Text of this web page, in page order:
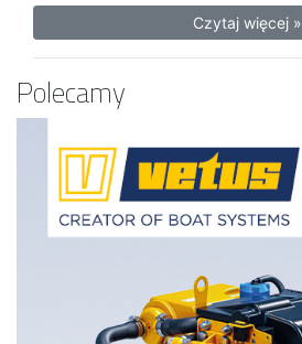
Czytaj więcej »
Polecamy